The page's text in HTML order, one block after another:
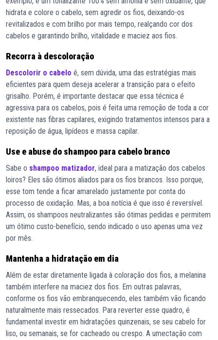
hidrata e colore o cabelo, sem agredir os fios, deixando-os
revitalizados e com brilho por mais tempo, realçando cor dos
cabelos e garantindo brilho, vitalidade e maciez aos fios.
Recorra à descoloração
Descolorir o cabelo é, sem dúvida, uma das estratégias mais
eficientes para quem deseja acelerar a transição para o efeito
grisalho. Porém, é importante destacar que essa técnica é
agressiva para os cabelos, pois é feita uma remoção de toda a cor
existente nas fibras capilares, exigindo tratamentos intensos para a
reposição de água, lipídeos e massa capilar.
Use e abuse do shampoo para cabelo branco
Sabe o shampoo matizador, ideal para a matização dos cabelos
loiros? Eles são ótimos aliados para os fios brancos. Isso porque,
esse tom tende a ficar amarelado justamente por conta do
processo de oxidação. Mas, a boa notícia é que isso é reversível.
Assim, os shampoos neutralizantes são ótimas pedidas e permitem
um ótimo custo-benefício, sendo indicado o uso apenas uma vez
por mês.
Mantenha a hidratação em dia
Além de estar diretamente ligada à coloração dos fios, a melanina
também interfere na maciez dos fios. Em outras palavras,
conforme os fios vão embranquecendo, eles também vão ficando
naturalmente mais ressecados. Para reverter esse quadro, é
fundamental investir em hidratações quinzenais, se seu cabelo for
liso, ou semanais, se for cacheado ou crespo. A umectação com